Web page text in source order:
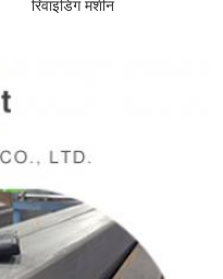
रिवाइंडिंग मशीन